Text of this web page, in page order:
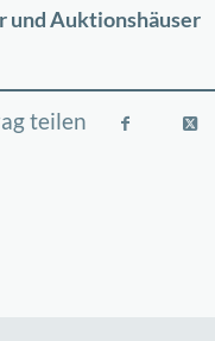
und Auktionshäuser